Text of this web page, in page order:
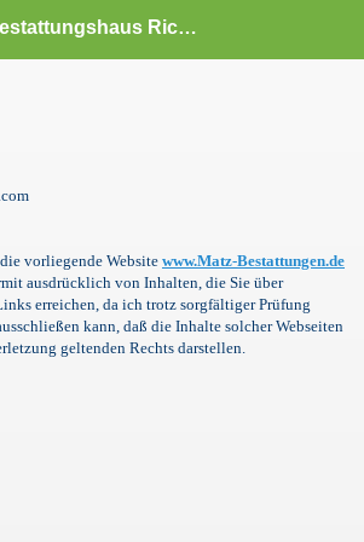
Bestattungshaus Ricardo Matz
vorliegende Website www.Matz-Bestattungen.de
ausdrücklich von Inhalten, die Sie über
erreichen, da ich trotz sorgfältiger Prüfung
kann, daß die Inhalte solcher Webseiten
geltenden Rechts darstellen.